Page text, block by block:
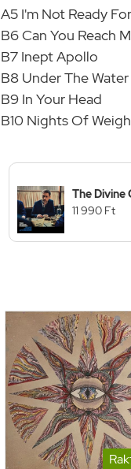
A5 I'm Not Ready
B6 Can You Reach
B7 Inept Apollo
B8 Under The Water
B9 In Your Head
B10 Nights Of
The Divine
11 990 Ft